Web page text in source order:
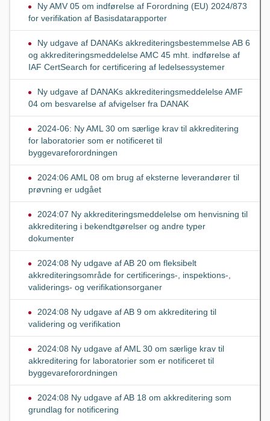
Ny AMV 05 om indførelse af Forordning (EU) 2024/873
for verifikation af Basisdatarapporter
Ny udgave af DANAKs akkrediteringsbestemmelse AB 6
og akkrediteringsmeddelelse AMC 45 mht. indførelse af
IAF CertSearch for certificering af ledelsessystemer
Ny udgave af DANAKs akkrediteringsmeddelelse AMF
04 om besvarelse af afvigelser fra DANAK
2024-06: Ny AML 30 om særlige krav til akkreditering
for laboratorier som er notificeret til
byggevareforordningen
2024:06 AML 08 om brug af eksterne leverandører til
prøvning er udgået
2024:07 Ny akkrediteringsmeddelelse om henvisning til
akkreditering i bekendtgørelser og andre typer
dokumenter
2024:08 Ny udgave af AB 20 om fleksibelt
akkrediteringsområde for certificerings-, inspektions-,
validerings- og verifikationsorganer
2024:08 Ny udgave af AB 9 om akkreditering til
validering og verifikation
2024:08 Ny udgave af AML 30 om særlige krav til
akkreditering for laboratorier som er notificeret til
byggevareforordningen
2024:08 Ny udgave af AB 18 om akkreditering som
grundlag for notificering